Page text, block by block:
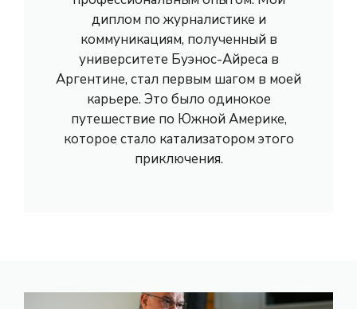
диплом по журналистике и
коммуникациям, полученный в
университете Буэнос-Айреса в
Аргентине, стал первым шагом в моей
карьере. Это было одинокое
путешествие по Южной Америке,
которое стало катализатором этого
приключения.